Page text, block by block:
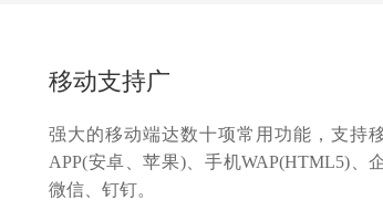
移动支持广
强大的移动端达数十项常用功能，支持
APP(安卓、苹果)、手机WAP(HTML5)、
微信、钉钉。